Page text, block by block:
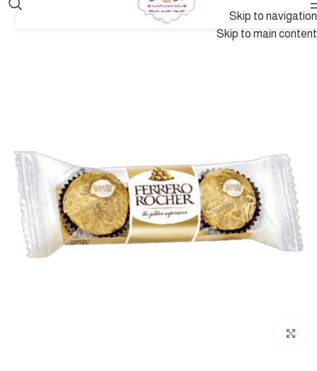
Skip to navigation
Skip to main content